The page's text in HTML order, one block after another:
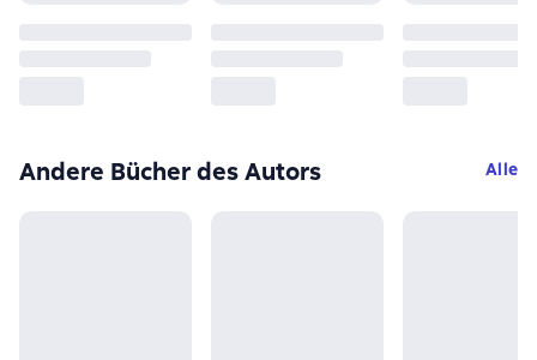
Andere Bücher des Autors Alle